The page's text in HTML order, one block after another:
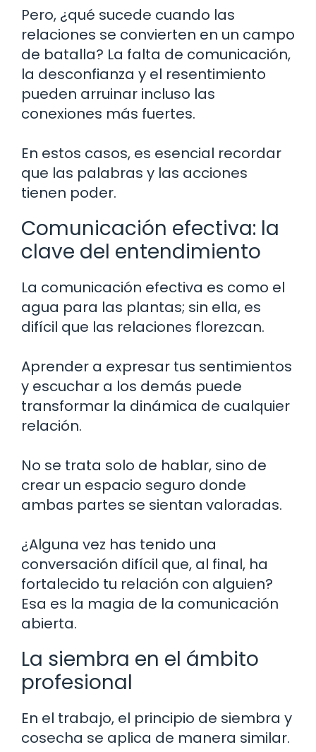
Pero, ¿qué sucede cuando las
relaciones se convierten en un campo
de batalla? La falta de comunicación,
la desconfianza y el resentimiento
pueden arruinar incluso las
conexiones más fuertes.
En estos casos, es esencial recordar
que las palabras y las acciones
tienen poder.
Comunicación efectiva: la
clave del entendimiento
La comunicación efectiva es como el
agua para las plantas; sin ella, es
difícil que las relaciones florezcan.
Aprender a expresar tus sentimientos
y escuchar a los demás puede
transformar la dinámica de cualquier
relación.
No se trata solo de hablar, sino de
crear un espacio seguro donde
ambas partes se sientan valoradas.
¿Alguna vez has tenido una
conversación difícil que, al final, ha
fortalecido tu relación con alguien?
Esa es la magia de la comunicación
abierta.
La siembra en el ámbito
profesional
En el trabajo, el principio de siembra y
cosecha se aplica de manera similar.